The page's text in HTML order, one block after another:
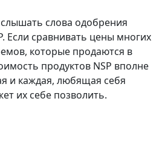
слова одобрения
Если сравнивать цены многих
которые продаются в
продуктов NSP вполне
и каждая, любящая себя
их себе позволить.